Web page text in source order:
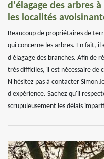
d'élagage des arbres
les localités
Beaucoup de propriétaires de
qui concerne les arbres. En fait,
d'élagage des branches. Afin de
très difficiles, il est nécessaire de
N'hésitez pas à contacter Simon
d'expérience. Sachez qu'il
scrupuleusement les délais